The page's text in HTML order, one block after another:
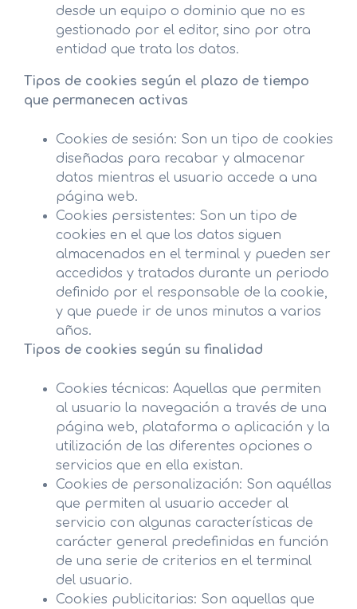
desde un equipo o dominio que no es
gestionado por el editor, sino por otra
entidad que trata los datos.
Tipos de cookies según el plazo de tiempo
que permanecen activas
Cookies de sesión: Son un tipo de cookies
diseñadas para recabar y almacenar
datos mientras el usuario accede a una
página web.
Cookies persistentes: Son un tipo de
cookies en el que los datos siguen
almacenados en el terminal y pueden ser
accedidos y tratados durante un periodo
definido por el responsable de la cookie,
y que puede ir de unos minutos a varios
años.
Tipos de cookies según su finalidad
Cookies técnicas: Aquellas que permiten
al usuario la navegación a través de una
página web, plataforma o aplicación y la
utilización de las diferentes opciones o
servicios que en ella existan.
Cookies de personalización: Son aquéllas
que permiten al usuario acceder al
servicio con algunas características de
carácter general predefinidas en función
de una serie de criterios en el terminal
del usuario.
Cookies publicitarias: Son aquellas que